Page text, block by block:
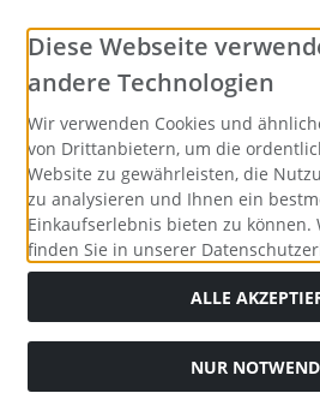
Social Media
Alle Preise inkl. gesetzl. MwSt.
durchgestrichenen Preise
Diese Webseite
andere Technologien
Wir verwenden Cookies und
von Drittanbietern, um die
Website zu gewährleisten, die
zu analysieren und Ihnen ein
Einkaufserlebnis bieten zu
finden Sie in unserer
ALLE
NUR